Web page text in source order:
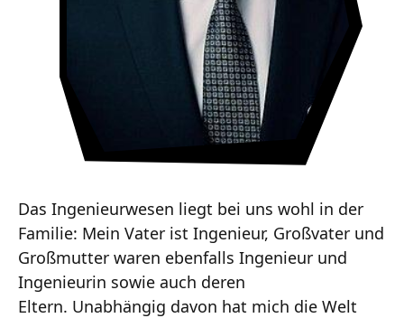
Das Ingenieurwesen liegt bei uns wohl in der
Familie: Mein Vater ist Ingenieur, Großvater und
Großmutter waren ebenfalls Ingenieur und
Ingenieurin sowie auch deren
Eltern. Unabhängig davon hat mich die Welt